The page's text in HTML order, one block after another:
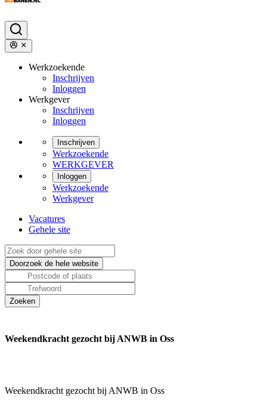
Werkzoekende
Inschrijven
Inloggen
Werkgever
Inschrijven
Inloggen
Inschrijven
Werkzoekende
WERKGEVER
Inloggen
Werkzoekende
Werkgever
Vacatures
Gehele site
Weekendkracht gezocht bij ANWB in Oss
Weekendkracht gezocht bij ANWB in Oss